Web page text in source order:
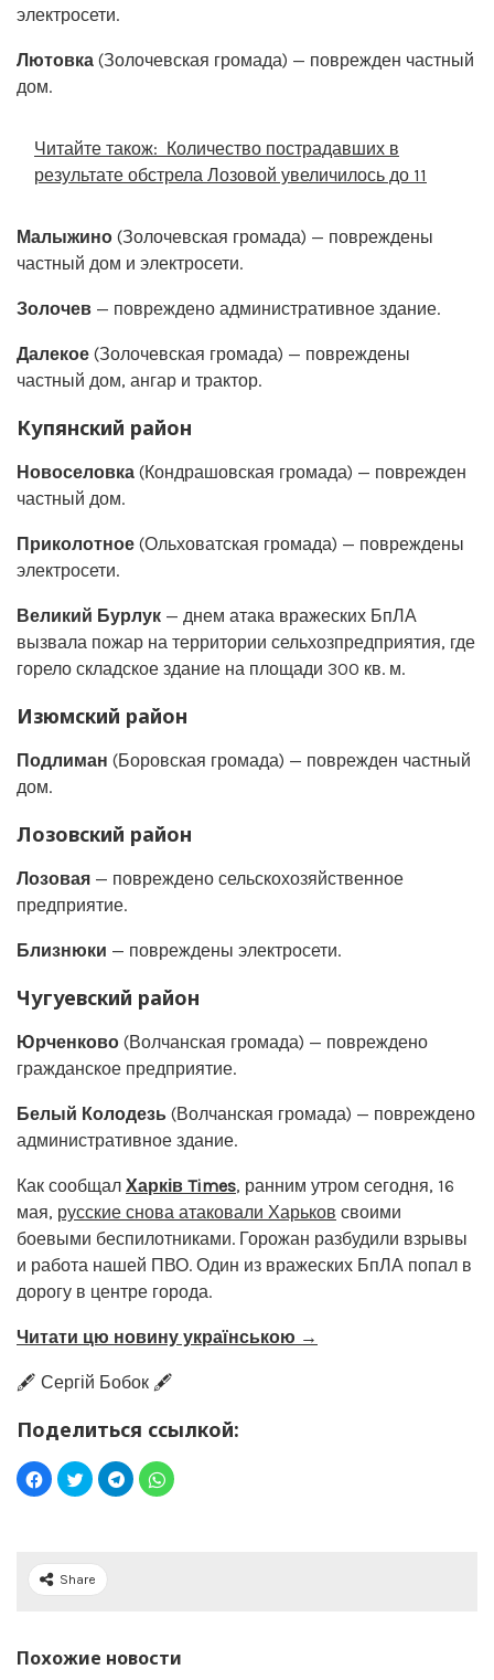
электросети.
Лютовка (Золочевская громада) — поврежден частный
дом.
Читайте також: Количество пострадавших в
результате обстрела Лозовой увеличилось до 11
Малыжино (Золочевская громада) — повреждены
частный дом и электросети.
Золочев — повреждено административное здание.
Далекое (Золочевская громада) — повреждены
частный дом, ангар и трактор.
Купянский район
Новоселовка (Кондрашовская громада) — поврежден
частный дом.
Приколотное (Ольховатская громада) — повреждены
электросети.
Великий Бурлук — днем атака вражеских БпЛА
вызвала пожар на территории сельхозпредприятия, где
горело складское здание на площади 300 кв. м.
Изюмский район
Подлиман (Боровская громада) — поврежден частный
дом.
Лозовский район
Лозовая — повреждено сельскохозяйственное
предприятие.
Близнюки — повреждены электросети.
Чугуевский район
Юрченково (Волчанская громада) — повреждено
гражданское предприятие.
Белый Колодезь (Волчанская громада) — повреждено
административное здание.
Как сообщал Харків Times, ранним утром сегодня, 16
мая, русские снова атаковали Харьков своими
боевыми беспилотниками. Горожан разбудили взрывы
и работа нашей ПВО. Один из вражеских БпЛА попал в
дорогу в центре города.
Читати цю новину українською →
🖋️ Сергій Бобок 🖋️
Поделиться ссылкой:
Share
Похожие новости